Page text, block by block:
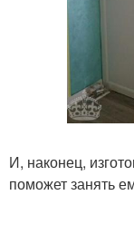
И, наконец,
поможет занять